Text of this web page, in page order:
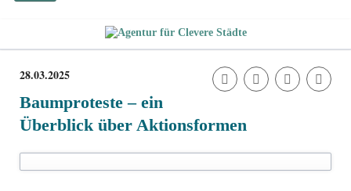
28.03.2025
Baumproteste – ein
Überblick über Aktionsformen